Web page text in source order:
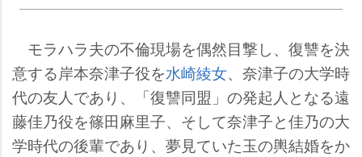
モラハラ夫の不倫現場を偶然目撃し、復讐を決
意する岸本奈津子役を水崎綾女、奈津子の大学時
代の友人であり、「復讐同盟」の発起人となる遠
藤佳乃役を篠田麻里子、そして奈津子と佳乃の大
学時代の後輩であり、夢見ていた玉の輿結婚をか